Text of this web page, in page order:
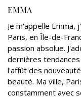
EMMA
Je m'appelle Emma,
Paris, en Île-de-
passion absolue.
dernières
l'affût des
beauté. Ma ville,
constamment avec